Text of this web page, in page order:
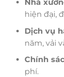
Nhà
hiện đại,
Dịch vụ
năm, vải
Chính
phí.